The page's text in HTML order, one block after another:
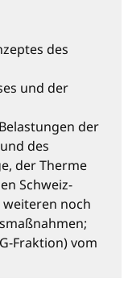
des
und der
der
des
der Therme
Schweiz-
noch
Fraktion) vom